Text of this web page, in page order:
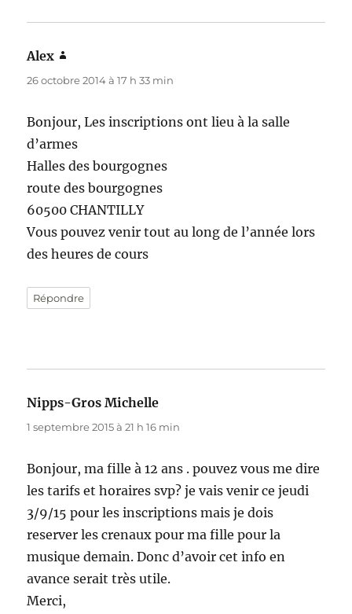
Alex
26 octobre 2014 à 17 h 33 min
Bonjour, Les inscriptions ont lieu à la salle
d’armes
Halles des bourgognes
route des bourgognes
60500 CHANTILLY
Vous pouvez venir tout au long de l’année lors
des heures de cours
Répondre
Nipps-Gros Michelle
1 septembre 2015 à 21 h 16 min
Bonjour, ma fille à 12 ans . pouvez vous me dire
les tarifs et horaires svp? je vais venir ce jeudi
3/9/15 pour les inscriptions mais je dois
reserver les crenaux pour ma fille pour la
musique demain. Donc d’avoir cet info en
avance serait très utile.
Merci,